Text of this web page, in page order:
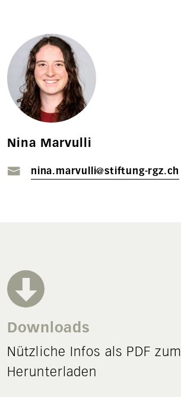
Nina Marvulli
nina.marvulli@stiftung-rgz.ch
Downloads
Nützliche Infos als PDF zum
Herunterladen